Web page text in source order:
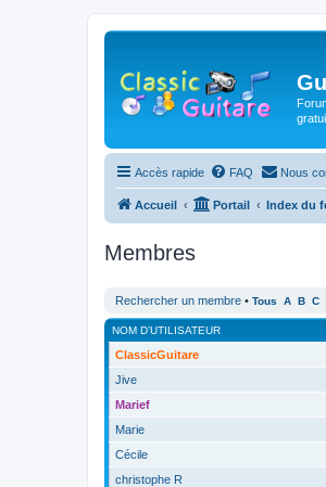
Accès rapide FAQ Nous
Accueil Portail Index du
Membres
Rechercher un membre • Tous A B C
NOM D’UTILISATEUR
ClassicGuitare
Jive
Marief
Marie
Cécile
christophe R